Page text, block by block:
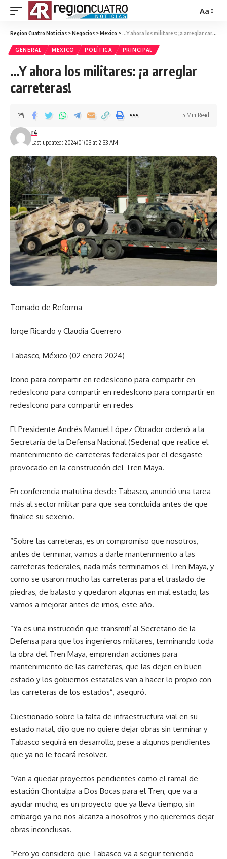
Aa
Region Cuatro Noticias >Negocios >Mexico > …Y ahora los militares: ¡a arreglar carreteras!
GENERAL MEXICO POLÍTICA PRINCIPAL
…Y ahora los militares: ¡a arreglar
carreteras!
Last updated: 2024/01/03 at 2:33 AM
r4
5 Min Read
Tomado de Reforma
Jorge Ricardo y Claudia Guerrero
Tabasco, México (02 enero 2024)
Icono para compartir en redesIcono para compartir en
redesIcono para compartir en redesIcono para compartir en
redesIcono para compartir en redes
El Presidente Andrés Manuel López Obrador ordenó a la
Secretaría de la Defensa Nacional (Sedena) que realice el
mantenimiento de carreteras federales por el desgaste
provocado en la construcción del Tren Maya.
En conferencia matutina desde Tabasco, anunció una tarea
más al sector militar para que sea concluida antes de que
finalice su sexenio.
“Sobre las carreteras, es un compromiso que nosotros,
antes de terminar, vamos a darle mantenimiento a las
carreteras federales, nada más terminamos el Tren Maya, y
como se usaron mucho las carreteras para el traslado de
piedras, de balasto y quedaron algunas en mal estado, las
vamos a mejorar antes de irnos, este año.
“Ya es una instrucción que transmití al Secretario de la
Defensa para que los ingenieros militares, terminando toda
la obra del Tren Maya, emprendan acciones para
mantenimiento de las carreteras, que las dejen en buen
estado y los gobiernos estatales van a hacer lo propio con
las carreteras de los estados”, aseguró.
Cuestionado sobre la falta de infraestructura vial en su
estado natal, dijo que no quiere dejar obras sin terminar y
Tabasco seguirá en desarrollo, pese a algunos pendientes
que ya no le tocará resolver.
“Van a quedar proyectos pendientes como el ramal de
estación Chontalpa a Dos Bocas para el Tren, que va a
ayudar mucho, es un proyecto que ya lleva tiempo, sin
embargo ya no nos alcanza a nosotros y no queremos dejar
obras inconclusas.
“Pero yo considero que Tabasco va a seguir teniendo